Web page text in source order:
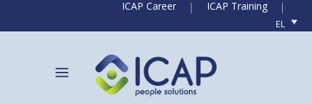
ICAP Career ICAP Training
EL